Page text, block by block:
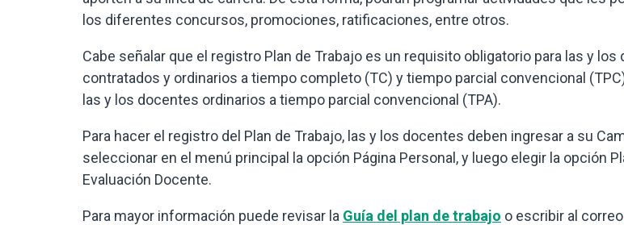
los diferentes concursos, promociones, ratificaciones, entre otros.
Cabe señalar que el registro Plan de Trabajo es un requisito obligatorio para las y los
contratados y ordinarios a tiempo completo (TC) y tiempo parcial convencional
las y los docentes ordinarios a tiempo parcial convencional (TPA).
Para hacer el registro del Plan de Trabajo, las y los docentes deben ingresar a su
seleccionar en el menú principal la opción Página Personal, y luego elegir la opción
Evaluación Docente.
Para mayor información puede revisar la Guía del plan de trabajo o escribir al correo